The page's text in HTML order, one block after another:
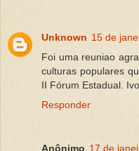
Unknown 15 de
Foi uma reuniao
culturas populares
II Fórum Estadual.
Responder
Anônimo 17 de